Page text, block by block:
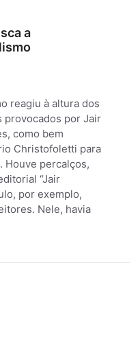
a
reagiu à altura dos
provocados por Jair
como bem
Christofoletti para
Houve percalços,
“Jair
por exemplo,
Nele, havia